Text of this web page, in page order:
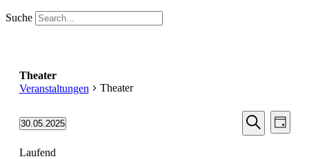
Suche
Theater
Veranstaltungen
Theater
Suche
Suche
Tag
30.05.2025
wählen.
Laufend